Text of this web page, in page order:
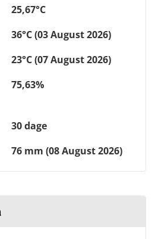
25,67°C
36°C (03 August 2026)
23°C (07 August 2026)
75,63%
30 dage
76 mm (08 August 2026)